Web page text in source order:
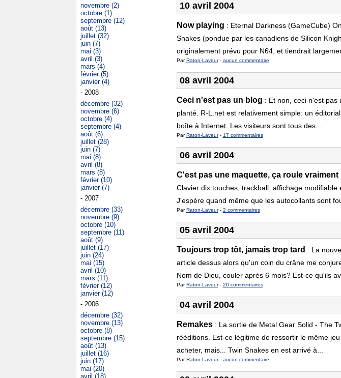
10 avril 2004
Now playing : Eternal Darkness (GameCube)
Snakes (pondue par les canadiens de Silicon
originalement prévu pour N64, et tiendrait
ParRaton-Laveur- aucun commentaire
08 avril 2004
Ceci n'est pas un blog : Et non, ceci n'est pas
planté. R-L.net est relativement simple: un
boîte à Internet. Les visiteurs sont tous des...
ParRaton-Laveur- 17 commentaires
06 avril 2004
C'est pas une maquette, ça roule vraiment
Clavier dix touches, trackball, affichage
J'espère quand même que les autocollants sont
ParRaton-Laveur- 2 commentaires
05 avril 2004
Toujours trop tôt, jamais trop tard : La
article dessus alors qu'un coin du crâne me
Nom de Dieu, couler après 6 mois? Est-ce qu'ils
ParRaton-Laveur- 20 commentaires
04 avril 2004
Remakes: La sortie de Metal Gear Solid - The
rééditions. Est-ce légitime de ressortir le même
acheter, mais... Twin Snakes en est arrivé à...
ParRaton-Laveur- aucun commentaire
novembre (2)
octobre (1)
septembre (12)
août (13)
juillet (32)
juin (7)
mai (3)
avril (3)
mars (4)
février (5)
janvier (4)
- 2008
décembre (32)
novembre (6)
octobre (4)
septembre (4)
août (6)
juillet (28)
juin (7)
mai (8)
avril (8)
mars (8)
février (10)
janvier (7)
- 2007
décembre (33)
novembre (9)
octobre (10)
septembre (11)
août (9)
juillet (17)
juin (24)
mai (15)
avril (10)
mars (11)
février (12)
janvier (12)
- 2006
décembre (32)
novembre (13)
octobre (8)
septembre (15)
août (13)
juillet (16)
juin (17)
mai (20)
avril (18)